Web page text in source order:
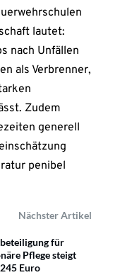
lautet:
nach Unfällen
als Verbrenner,
Zudem
generell
penibel
Nächster Artikel
für
Pflege steigt
Euro